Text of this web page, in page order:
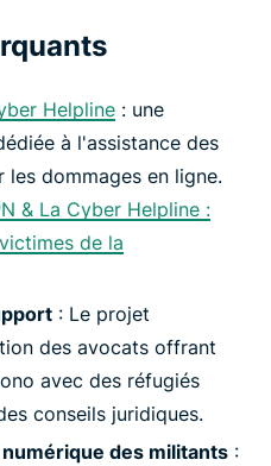
Helpline : une
à l'assistance des
dommages en ligne.
& La Cyber Helpline :
de la
: Le projet
des avocats offrant
avec des réfugiés
conseils juridiques.
des militants :